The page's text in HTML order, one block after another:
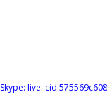
Skype: